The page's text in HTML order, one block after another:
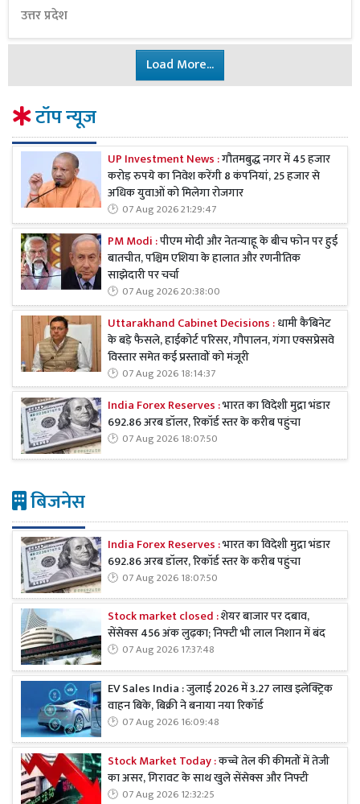
उत्तर प्रदेश
Load More...
टॉप न्यूज
UP Investment News :गौतमबुद्ध नगर में 45 हजार
करोड़ रुपये का निवेश करेंगी 8 कंपनियां, 25 हजार से
अधिक युवाओं को मिलेगा रोजगार
07 Aug 2026 21:29:47
PM Modi :पीएम मोदी और नेतन्याहू के बीच फोन पर हुई
बातचीत, पश्चिम एशिया के हालात और रणनीतिक
साझेदारी पर चर्चा
07 Aug 2026 20:38:00
Uttarakhand Cabinet Decisions :धामी कैबिनेट
के बड़े फैसले, हाईकोर्ट परिसर, गौपालन, गंगा एक्सप्रेसवे
विस्तार समेत कई प्रस्तावों को मंजूरी
07 Aug 2026 18:14:37
India Forex Reserves :भारत का विदेशी मुद्रा भंडार
692.86 अरब डॉलर, रिकॉर्ड स्तर के करीब पहुंचा
07 Aug 2026 18:07:50
बिजनेस
India Forex Reserves :भारत का विदेशी मुद्रा भंडार
692.86 अरब डॉलर, रिकॉर्ड स्तर के करीब पहुंचा
07 Aug 2026 18:07:50
Stock market closed :शेयर बाजार पर दबाव,
सेंसेक्स 456 अंक लुढ़का; निफ्टी भी लाल निशान में बंद
07 Aug 2026 17:37:48
EV Sales India : जुलाई 2026 में 3.27 लाख इलेक्ट्रिक
वाहन बिके, बिक्री ने बनाया नया रिकॉर्ड
07 Aug 2026 16:09:48
Stock Market Today :कच्चे तेल की कीमतों में तेजी
का असर, गिरावट के साथ खुले सेंसेक्स और निफ्टी
07 Aug 2026 12:32:25